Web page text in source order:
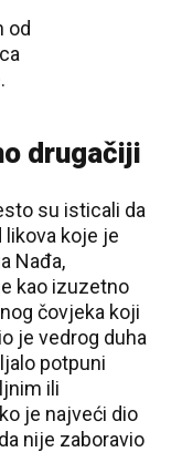
od
drugačiji
su isticali da
likova koje je
Nađa,
kao izuzetno
čovjeka koji
je vedrog duha
potpuni
ili
je najveći dio
nije zaboravio